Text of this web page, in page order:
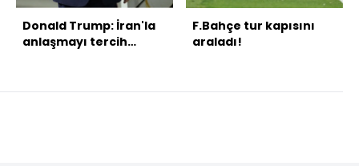
Donald Trump: İran'la
anlaşmayı tercih
F.Bahçe tur kapısını
araladı!